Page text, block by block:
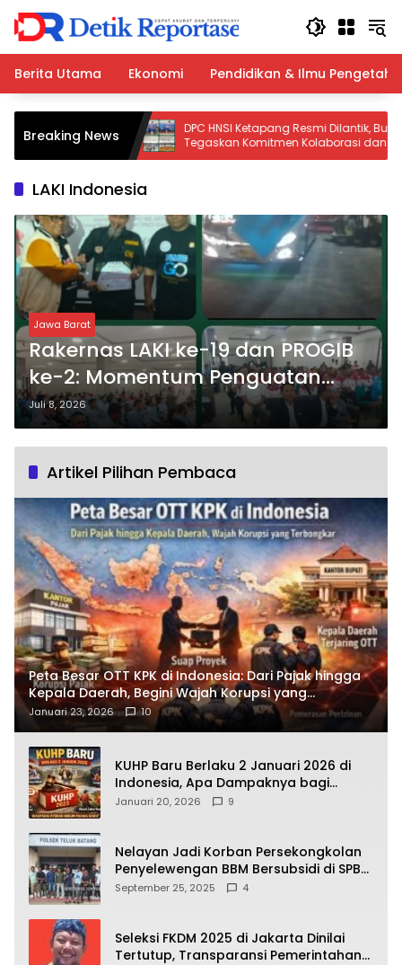
Langsung
konten
Berita Utama
Ekonomi Pendidikan & Ilmu
Breaking News
Salurkan
di
DPC HNSI Ketapang Resmi Dilantik, Bupati
Tegaskan Komitmen Kolaborasi dan
Fasilitasi Aspirasi Nelayan
LAKI Indonesia
Jawa Barat
Rakernas LAKI ke-19 dan PROGIB
ke-2: Momentum Penguatan
Sinergi Ormas Kawal
Pembangunan Nasional
Juli 8, 2026
Artikel Pilihan Pembaca
Peta Besar OTT KPK di Indonesia: Dari Pajak hingga
Kepala Daerah, Begini Wajah Korupsi yang
Terbongkar
Januari 23, 2026 10
KUHP Baru Berlaku 2 Januari 2026 di
Indonesia, Apa Dampaknya bagi
Kehidupan Warga? Ini Aturan Kunci
Januari 20, 2026 9
Nelayan Jadi Korban Persekongkolan
Penyelewengan BBM Bersubsidi di SPBU
64.78809 Teluk Batang
September 25, 2025 4
Seleksi FKDM 2025 di Jakarta Dinilai
Tertutup, Transparansi Pemerintahan